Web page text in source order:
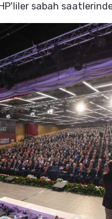
sabah